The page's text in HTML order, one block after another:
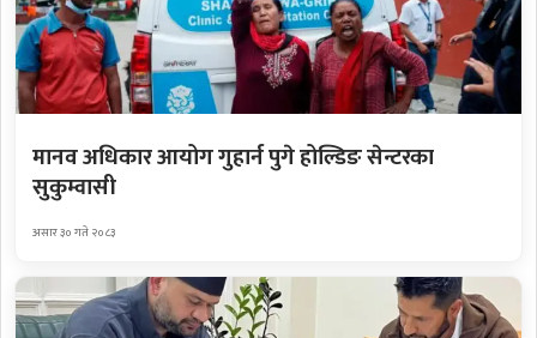
मानव अधिकार आयोग गुहार्न पुगे होल्डिङ सेन्टरका
सुकुम्वासी
असार ३० गते २०८३